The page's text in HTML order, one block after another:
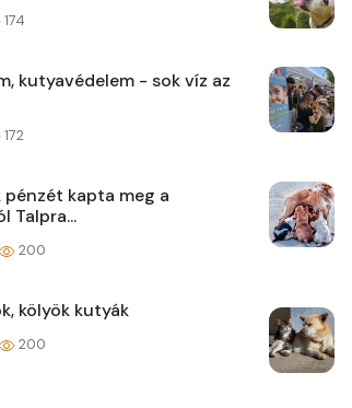
174
kutyavédelem - sok víz az
172
pénzét kapta meg a
Talpra...
200
kölyök kutyák
200